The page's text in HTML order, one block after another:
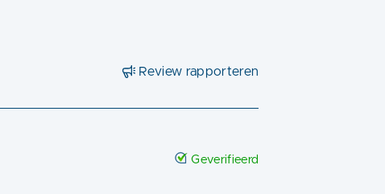
Review rapporteren
Geverifieerd